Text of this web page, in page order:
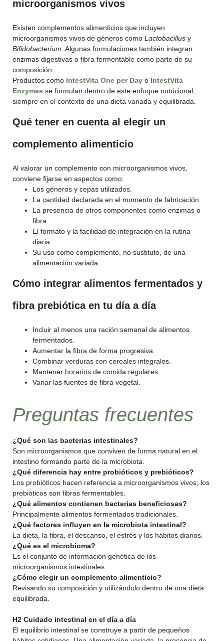
microorganismos vivos
Existen complementos alimenticios que incluyen
microorganismos vivos de géneros como Lactobacillus y
Bifidobacterium . Algunas formulaciones también integran
enzimas digestivas o fibra fermentable como parte de su
composición.
Productos como IntestVita One per Day o IntestVita
Enzymes se formulan dentro de este enfoque nutricional,
siempre en el contexto de una dieta variada y equilibrada.
Qué tener en cuenta al elegir un
complemento alimenticio
Al valorar un complemento con microorganismos vivos,
conviene fijarse en aspectos como:
Los géneros y cepas utilizados.
La cantidad declarada en el momento de fabricación.
La presencia de otros componentes como enzimas o
fibra.
El formato y la facilidad de integración en la rutina
diaria.
Su uso como complemento, no sustituto, de una
alimentación variada.
Cómo integrar alimentos fermentados y
fibra prebiótica en tu día a día
Incluir al menos una ración semanal de alimentos
fermentados.
Aumentar la fibra de forma progresiva.
Combinar verduras con cereales integrales.
Mantener horarios de comida regulares.
Variar las fuentes de fibra vegetal.
Preguntas frecuentes
¿Qué son las bacterias intestinales?
Son microorganismos que conviven de forma natural en el
intestino formando parte de la microbiota.
¿Qué diferencia hay entre probióticos y prebióticos?
Los probióticos hacen referencia a microorganismos vivos; los
prebióticos son fibras fermentables.
¿Qué alimentos contienen bacterias beneficiosas?
Principalmente alimentos fermentados tradicionales.
¿Qué factores influyen en la microbiota intestinal?
La dieta, la fibra, el descanso, el estrés y los hábitos diarios.
¿Qué es el microbioma?
Es el conjunto de información genética de los
microorganismos intestinales.
¿Cómo elegir un complemento alimenticio?
Revisando su composición y utilizándolo dentro de una dieta
equilibrada.
H2 Cuidado intestinal en el día a día
El equilibrio intestinal se construye a partir de pequeños